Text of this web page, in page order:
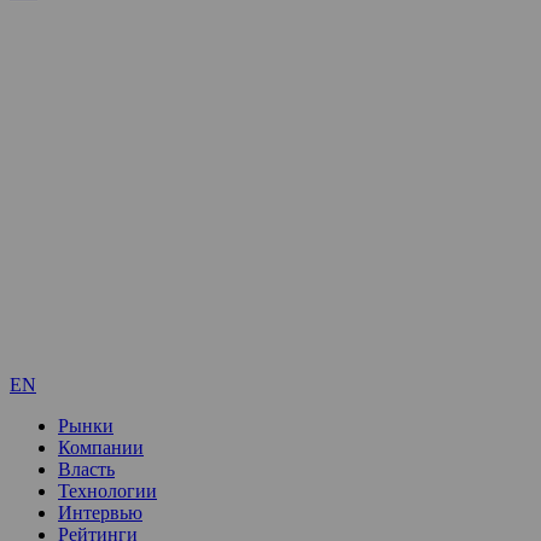
EN
Рынки
Компании
Власть
Технологии
Интервью
Рейтинги